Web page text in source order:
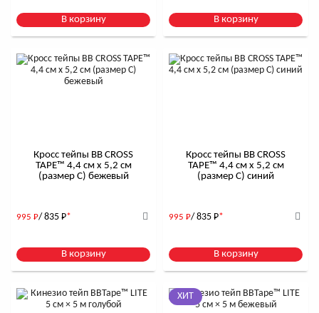
В корзину В корзину
Кросс тейпы BB CROSS
TAPE™ 4,4 см x 5,2 см
(размер С) бежевый
995 Р/ 835 Р*
В корзину
Кросс тейпы BB CROSS
TAPE™ 4,4 см x 5,2 см
(размер С) синий
995 Р/ 835 Р*
В корзину
ХИТ